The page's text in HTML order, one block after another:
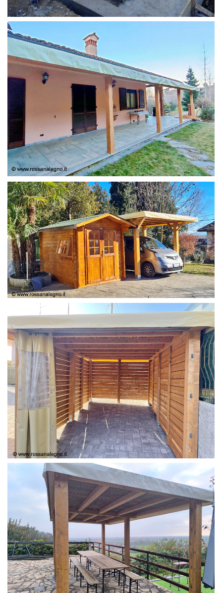
STRUTTURA ADDOSSATA PER LOCALE CALDAIA
COPERTURA
CASETTA E COPERTURA AUTO